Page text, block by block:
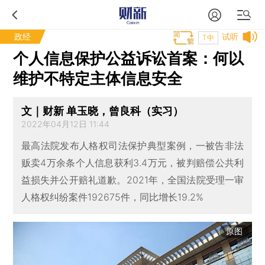
政经 试听
T中
个人信息保护公益诉讼首案：何以
维护不特定主体信息安全
文｜财新 单玉晓，曾良科（实习）
2022年04月12日 11:44
最高法院发布人格权司法保护典型案例，一被告非法
贩卖4万余条个人信息获利3.4万元，被判赔偿公共利
益损失并公开赔礼道歉。2021年，全国法院受理一审
人格权纠纷案件192675件，同比增长19.2%
原图